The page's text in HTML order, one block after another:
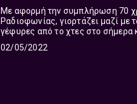
Με αφορμή την συμπλήρωση 70
Ραδιοφωνίας, γιορτάζει μαζί με
γέφυρες από το χτες στο σήμερα
02/05/2022